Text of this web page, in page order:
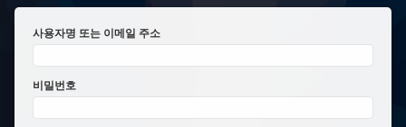
사용자명 또는 이메일 주소
비밀번호